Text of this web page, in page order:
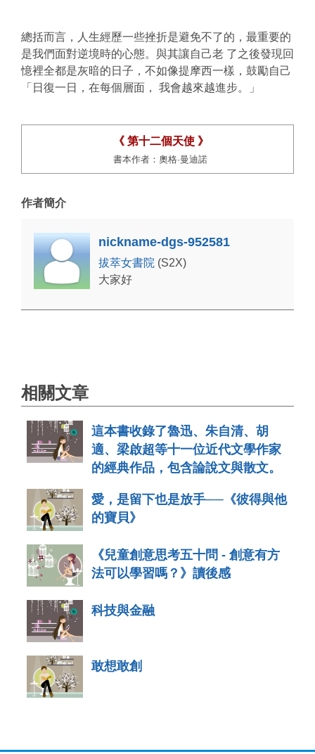
總括而言，人生經歷一些挫折是避免不了的，最重要的
是我們面對逆境時的心態。與其讓自己老 了之後發現回
憶裡全都是灰暗的日子，不如像提摩西一樣，鼓勵自己
「日復一日，在每個層面， 我會越來越進步。」
《 第十二個天使 》
書本作者：奧格·曼迪諾
作者簡介
nickname-dgs-952581
拔萃女書院 (S2X)
大家好
相關文章
這本書收錄了魯迅、朱自清、胡
適、梁啟超等十一位近代文學作家
的經典作品，包含論說文與散文。
愛，是留下也是放手──《彼得與他
的寶貝》
《兒童創意思考五十問 - 創意有方
法可以學習嗎？》讀後感
科技與金融
敢想敢創